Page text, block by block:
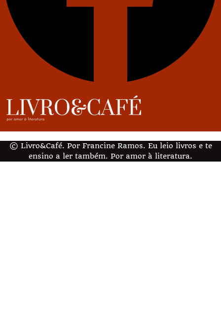
© Livro&Café. Por Francine Ramos. Eu leio livros e te
ensino a ler também. Por amor à literatura.